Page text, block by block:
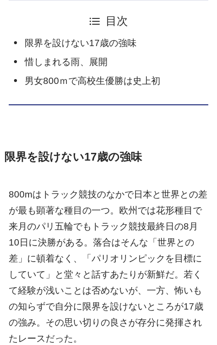
目次
限界を設けない17歳の強味
惜しまれる雨、展開
男女800ｍで高校生優勝は史上初
限界を設けない17歳の強味
800mはトラック競技のなかで日本と世界との差
が最も顕著な種目の一つ。欧州では花形種目で
来月のパリ五輪でもトラック競技最終日の8月
10日に決勝がある。落合はそんな「世界との
差」に頓着なく、「パリオリンピックを目標に
していて」と堂々と話すあたりが新鮮だ。若く
て経験が浅いことは否めないが、一方、怖いも
の知らずで自分に限界を設けないところが17歳
の強み。その思い切りの良さが存分に発揮され
たレースだった。